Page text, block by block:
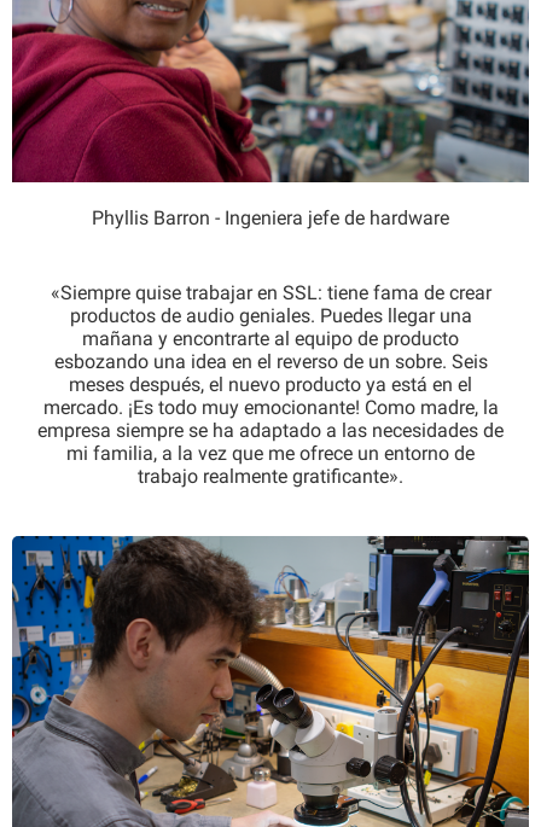
Phyllis Barron - Ingeniera jefe de hardware
«Siempre quise trabajar en SSL: tiene fama de crear
productos de audio geniales. Puedes llegar una
mañana y encontrarte al equipo de producto
esbozando una idea en el reverso de un sobre. Seis
meses después, el nuevo producto ya está en el
mercado. ¡Es todo muy emocionante! Como madre, la
empresa siempre se ha adaptado a las necesidades de
mi familia, a la vez que me ofrece un entorno de
trabajo realmente gratificante».